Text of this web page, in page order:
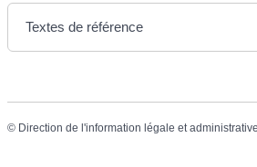
Textes de référence
© Direction de l'information légale et administrative